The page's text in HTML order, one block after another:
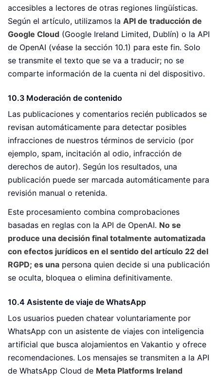
accesibles a lectores de otras regiones lingüísticas.
Según el artículo, utilizamos la API de traducción de
Google Cloud (Google Ireland Limited, Dublín) o la API
de OpenAI (véase la sección 10.1) para este fin. Solo
se transmite el texto que se va a traducir; no se
comparte información de la cuenta ni del dispositivo.
10.3 Moderación de contenido
Las publicaciones y comentarios recién publicados se
revisan automáticamente para detectar posibles
infracciones de nuestros términos de servicio (por
ejemplo, spam, incitación al odio, infracción de
derechos de autor). Según los resultados, una
publicación puede ser marcada automáticamente para
revisión manual o retenida.
Este procesamiento combina comprobaciones
basadas en reglas con la API de OpenAI. No se
produce una decisión final totalmente automatizada
con efectos jurídicos en el sentido del artículo 22 del
RGPD; es una persona quien decide si una publicación
se oculta, bloquea o elimina definitivamente.
10.4 Asistente de viaje de WhatsApp
Los usuarios pueden chatear voluntariamente por
WhatsApp con un asistente de viajes con inteligencia
artificial que busca alojamientos en Vakantio y ofrece
recomendaciones. Los mensajes se transmiten a la API
de WhatsApp Cloud de Meta Platforms Ireland